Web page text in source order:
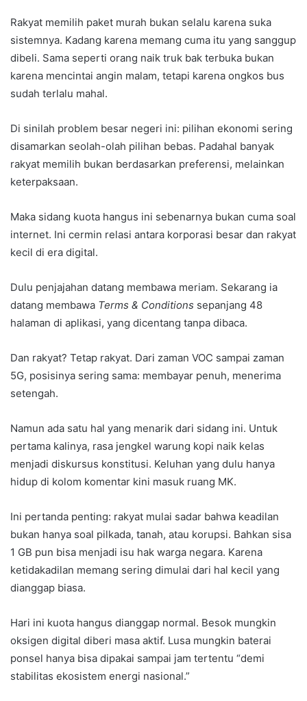
Rakyat memilih paket murah bukan selalu karena suka
sistemnya. Kadang karena memang cuma itu yang sanggup
dibeli. Sama seperti orang naik truk bak terbuka bukan
karena mencintai angin malam, tetapi karena ongkos bus
sudah terlalu mahal.
Di sinilah problem besar negeri ini: pilihan ekonomi sering
disamarkan seolah-olah pilihan bebas. Padahal banyak
rakyat memilih bukan berdasarkan preferensi, melainkan
keterpaksaan.
Maka sidang kuota hangus ini sebenarnya bukan cuma soal
internet. Ini cermin relasi antara korporasi besar dan rakyat
kecil di era digital.
Dulu penjajahan datang membawa meriam. Sekarang ia
datang membawa Terms & Conditions sepanjang 48
halaman di aplikasi, yang dicentang tanpa dibaca.
Dan rakyat? Tetap rakyat. Dari zaman VOC sampai zaman
5G, posisinya sering sama: membayar penuh, menerima
setengah.
Namun ada satu hal yang menarik dari sidang ini. Untuk
pertama kalinya, rasa jengkel warung kopi naik kelas
menjadi diskursus konstitusi. Keluhan yang dulu hanya
hidup di kolom komentar kini masuk ruang MK.
Ini pertanda penting: rakyat mulai sadar bahwa keadilan
bukan hanya soal pilkada, tanah, atau korupsi. Bahkan sisa
1 GB pun bisa menjadi isu hak warga negara. Karena
ketidakadilan memang sering dimulai dari hal kecil yang
dianggap biasa.
Hari ini kuota hangus dianggap normal. Besok mungkin
oksigen digital diberi masa aktif. Lusa mungkin baterai
ponsel hanya bisa dipakai sampai jam tertentu “demi
stabilitas ekosistem energi nasional.”